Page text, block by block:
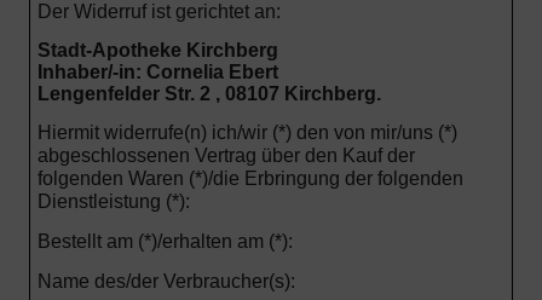
Der Widerruf ist gerichtet an:
Stadt-Apotheke Kirchberg
Inhaber/-in: Cornelia Ebert
Lengenfelder Str. 2 , 08107 Kirchberg.
Hiermit widerrufe(n) ich/wir (*) den von mir/uns (*)
abgeschlossenen Vertrag über den Kauf der
folgenden Waren (*)/die Erbringung der folgenden
Dienstleistung (*):
Bestellt am (*)/erhalten am (*):
Name des/der Verbraucher(s):